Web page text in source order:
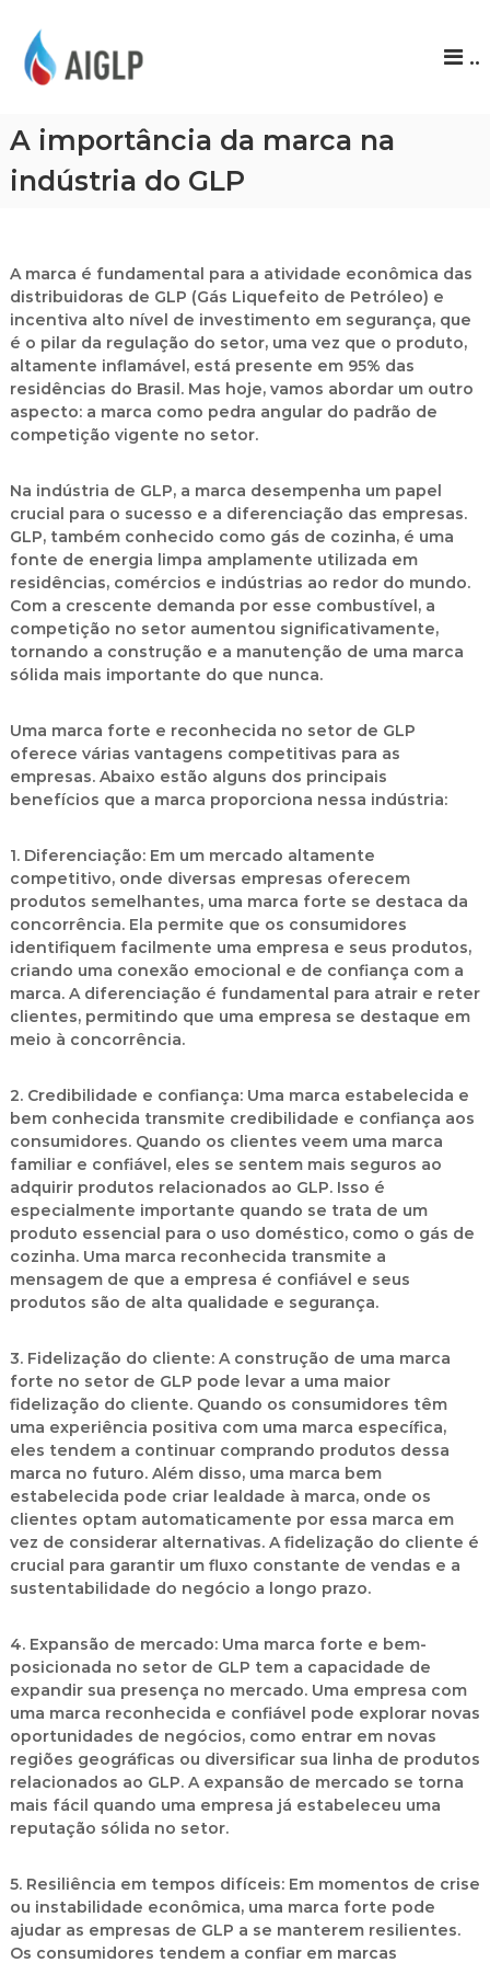
P
..
A importância da marca na
indústria do GLP
A marca é fundamental para a atividade econômica das
distribuidoras de GLP (Gás Liquefeito de Petróleo) e
incentiva alto nível de investimento em segurança, que
é o pilar da regulação do setor, uma vez que o produto,
altamente inflamável, está presente em 95% das
residências do Brasil. Mas hoje, vamos abordar um outro
aspecto: a marca como pedra angular do padrão de
competição vigente no setor.
Na indústria de GLP, a marca desempenha um papel
crucial para o sucesso e a diferenciação das empresas.
GLP, também conhecido como gás de cozinha, é uma
fonte de energia limpa amplamente utilizada em
residências, comércios e indústrias ao redor do mundo.
Com a crescente demanda por esse combustível, a
competição no setor aumentou significativamente,
tornando a construção e a manutenção de uma marca
sólida mais importante do que nunca.
Uma marca forte e reconhecida no setor de GLP
oferece várias vantagens competitivas para as
empresas. Abaixo estão alguns dos principais
benefícios que a marca proporciona nessa indústria:
1. Diferenciação:Em um mercado altamente
competitivo, onde diversas empresas oferecem
produtos semelhantes, uma marca forte se destaca da
concorrência. Ela permite que os consumidores
identifiquem facilmente uma empresa e seus produtos,
criando uma conexão emocional e de confiança com a
marca. A diferenciação é fundamental para atrair e reter
clientes, permitindo que uma empresa se destaque em
meio à concorrência.
2. Credibilidade e confiança:Uma marca estabelecida e
bem conhecida transmite credibilidade e confiança aos
consumidores. Quando os clientes veem uma marca
familiar e confiável, eles se sentem mais seguros ao
adquirir produtos relacionados ao GLP. Isso é
especialmente importante quando se trata de um
produto essencial para o uso doméstico, como o gás de
cozinha. Uma marca reconhecida transmite a
mensagem de que a empresa é confiável e seus
produtos são de alta qualidade e segurança.
3. Fidelização do cliente:A construção de uma marca
forte no setor de GLP pode levar a uma maior
fidelização do cliente. Quando os consumidores têm
uma experiência positiva com uma marca específica,
eles tendem a continuar comprando produtos dessa
marca no futuro. Além disso, uma marca bem
estabelecida pode criar lealdade à marca, onde os
clientes optam automaticamente por essa marca em
vez de considerar alternativas. A fidelização do cliente é
crucial para garantir um fluxo constante de vendas e a
sustentabilidade do negócio a longo prazo.
4. Expansão de mercado:Uma marca forte e bem-
posicionada no setor de GLP tem a capacidade de
expandir sua presença no mercado. Uma empresa com
uma marca reconhecida e confiável pode explorar novas
oportunidades de negócios, como entrar em novas
regiões geográficas ou diversificar sua linha de produtos
relacionados ao GLP. A expansão de mercado se torna
mais fácil quando uma empresa já estabeleceu uma
reputação sólida no setor.
5. Resiliência em tempos difíceis:Em momentos de crise
ou instabilidade econômica, uma marca forte pode
ajudar as empresas de GLP a se manterem resilientes.
Os consumidores tendem a confiar em marcas